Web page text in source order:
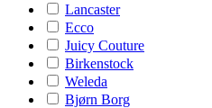
Lancaster
Ecco
Juicy Couture
Birkenstock
Weleda
Bjørn Borg